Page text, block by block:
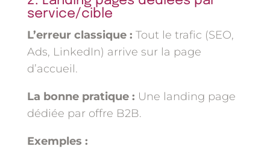
service/cible
L’erreur classique : Tout le trafic (SEO,
Ads, LinkedIn) arrive sur la page
d’accueil.
La bonne pratique : Une landing page
dédiée par offre B2B.
Exemples :